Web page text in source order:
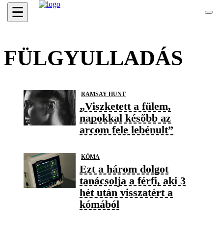
☰
FÜLGYULLADÁS
RAMSAY HUNT
„Viszketett a fülem,
napokkal később az
arcom fele lebénult”
KÓMA
Ezt a három dolgot
tanácsolja a férfi, aki 3
hét után visszatért a
kómából